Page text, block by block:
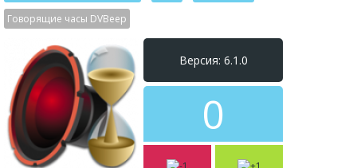
Говорящие часы DVBeep
Версия: 6.1.0
0